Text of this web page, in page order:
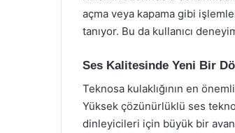
açma veya kapama gibi
tanıyor. Bu da kullanıcı
Ses Kalitesinde Yeni Bir
Teknosa kulaklığının en
Yüksek çözünürlüklü ses
dinleyicileri için büyük bir